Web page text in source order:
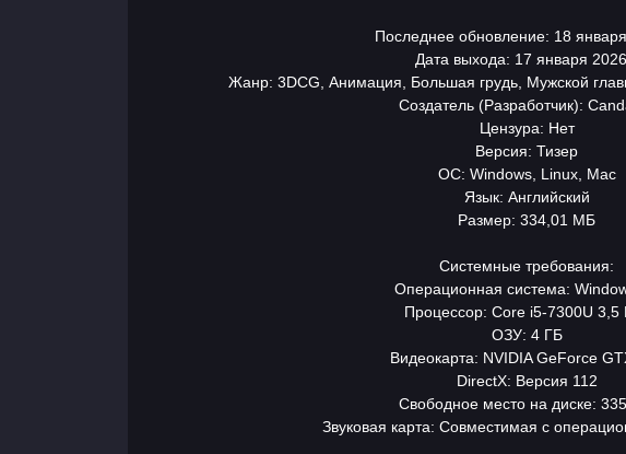
Последнее обновление: 18 января
Дата выхода: 17 января 2026
Жанр: 3DCG, Анимация, Большая грудь, Мужской
Создатель (Разработчик):
Цензура: Нет
Версия: Тизер
ОС: Windows, Linux, Mac
Язык: Английский
Размер: 334,01 МБ
Системные требования:
Операционная система:
Процессор: Core i5-7300U 3,5
ОЗУ: 4 ГБ
Видеокарта: NVIDIA GeForce
DirectX: Версия 112
Свободное место на диске:
Звуковая карта: Совместимая с